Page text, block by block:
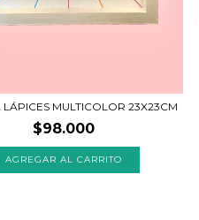
LÁPICES MULTICOLOR 23X23CM
$98.000